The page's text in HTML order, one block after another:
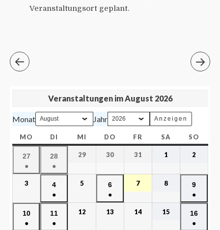
Veranstaltungsort geplant.
Veranstaltungen im August 2026
Monat Jahr
MO DI MI DO FR SA SO
27
●
28
●
29 30 31 1 2
3
4
●
5
6
●
7 8
9
●
10
●
11
●
12 13 14 15
16
●